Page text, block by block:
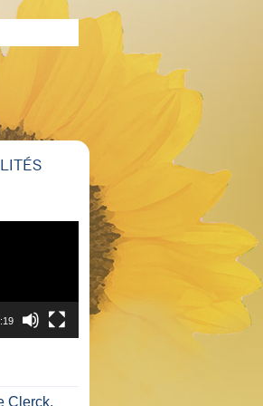
Recherche
Clerck,